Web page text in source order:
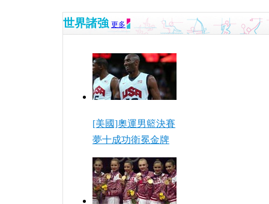
世界諸強 更多
[美國]奧運男籃決賽
夢十成功衛冕金牌